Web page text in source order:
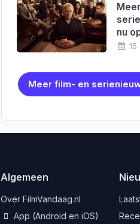
nu
Meer film- en
Algemeen
Over FilmVandaag.nl
App (Android en iOS)